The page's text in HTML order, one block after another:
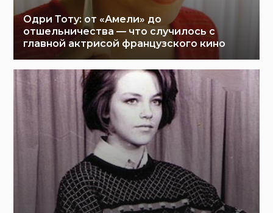
Одри Тоту: от «Амели» до
отшельничества — что случилось с
главной актрисой французского кино